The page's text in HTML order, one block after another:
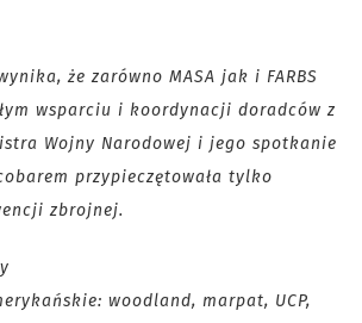
że zarówno MASA jak i FARBS
wsparciu i koordynacji doradców z
Wojny Narodowej i jego spotkanie
przypieczętowała tylko
zbrojnej.
woodland, marpat, UCP,